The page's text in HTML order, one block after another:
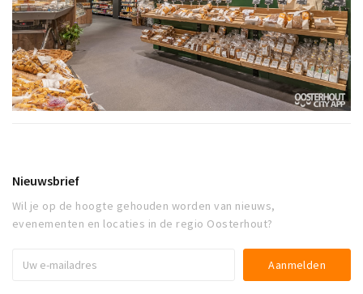
Nieuwsbrief
Wil je op de hoogte gehouden worden van nieuws,
evenementen en locaties in de regio Oosterhout?